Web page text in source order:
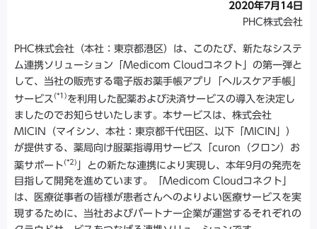
2020年7月14日
PHC株式会社
PHC株式会社（本社：東京都港区）は、このたび、新たなシステ
ム連携ソリューション「Medicom Cloudコネクト」の第一弾と
して、当社の販売する電子版お薬手帳アプリ「ヘルスケア手帳」
サービス (*1) を利用した配薬および決済サービスの導入を決定し
ましたのでお知らせいたします。本サービスは、株式会社
MICIN（マイシン、本社：東京都千代田区、以下「MICIN」）
が提供する、薬局向け服薬指導用サービス「curon（クロン）お
薬サポート (*2)
」との新たな連携により実現し、本年9月の発売を
目指して開発を進めています。「Medicom Cloudコネクト」
は、医療従事者の皆様が患者さんへのよりよい医療サービスを実
現するために、当社およびパートナー企業が運営するそれぞれの